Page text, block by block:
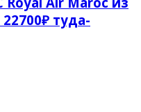
туда-